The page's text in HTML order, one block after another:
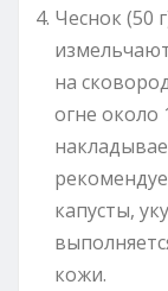
Чеснок (50
на
огне около
капусты,
кожи.